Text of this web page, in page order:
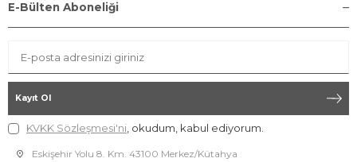
E-Bülten Aboneliği
Kayıt Ol
KVKK Sözleşmesi'ni , okudum, kabul ediyorum.
Eskişehir Yolu 8. Km. 43100 Merkez/Kütahya